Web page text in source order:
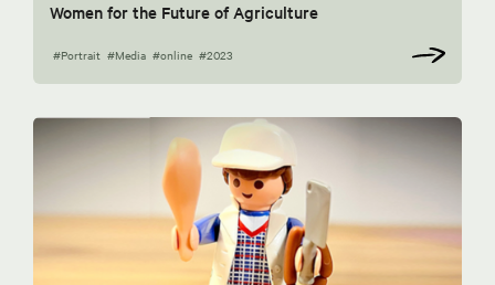
Women for the Future of Agriculture
#Portrait #Media #online #2023